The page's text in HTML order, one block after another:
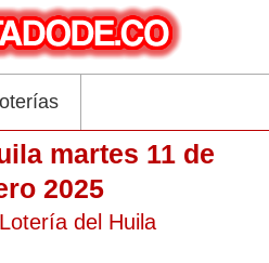
martes 11 de
2025
Lotería del Huila